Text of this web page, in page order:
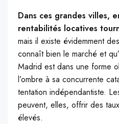
Dans ces grandes villes,
rentabilités locatives
mais il existe évidemment
connaît bien le marché et
Madrid est dans une forme
l’ombre à sa concurrente
tentation indépendantiste.
peuvent, elles, offrir des
élevés.